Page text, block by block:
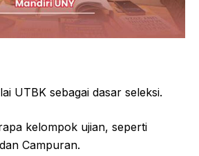
UTBK sebagai dasar seleksi.
kelompok ujian, seperti
Campuran.